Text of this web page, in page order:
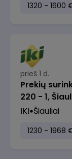
1320 - 1600
prieš 1 d.
Prekių
220 - 1,
IKI Šiauliai
1230 - 1968